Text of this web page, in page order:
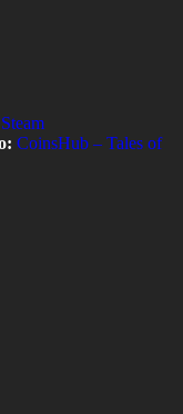
CoinsHub – Tales of